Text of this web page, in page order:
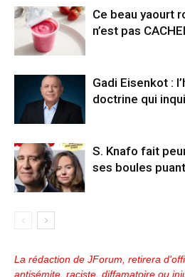
Ce beau yaourt
n’est pas
Gadi Eisenkot :
doctrine qui
S. Knafo fait
ses boules
La rédaction de JForum, retirera
antisémite, raciste, diffamatoire ou